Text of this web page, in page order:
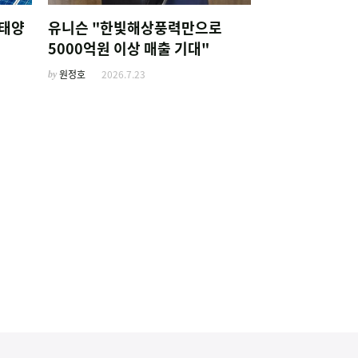
양
유니슨 "한빛해상풍력만으로
5000억원 이상 매출 기대"
by원정호 2026.7.23